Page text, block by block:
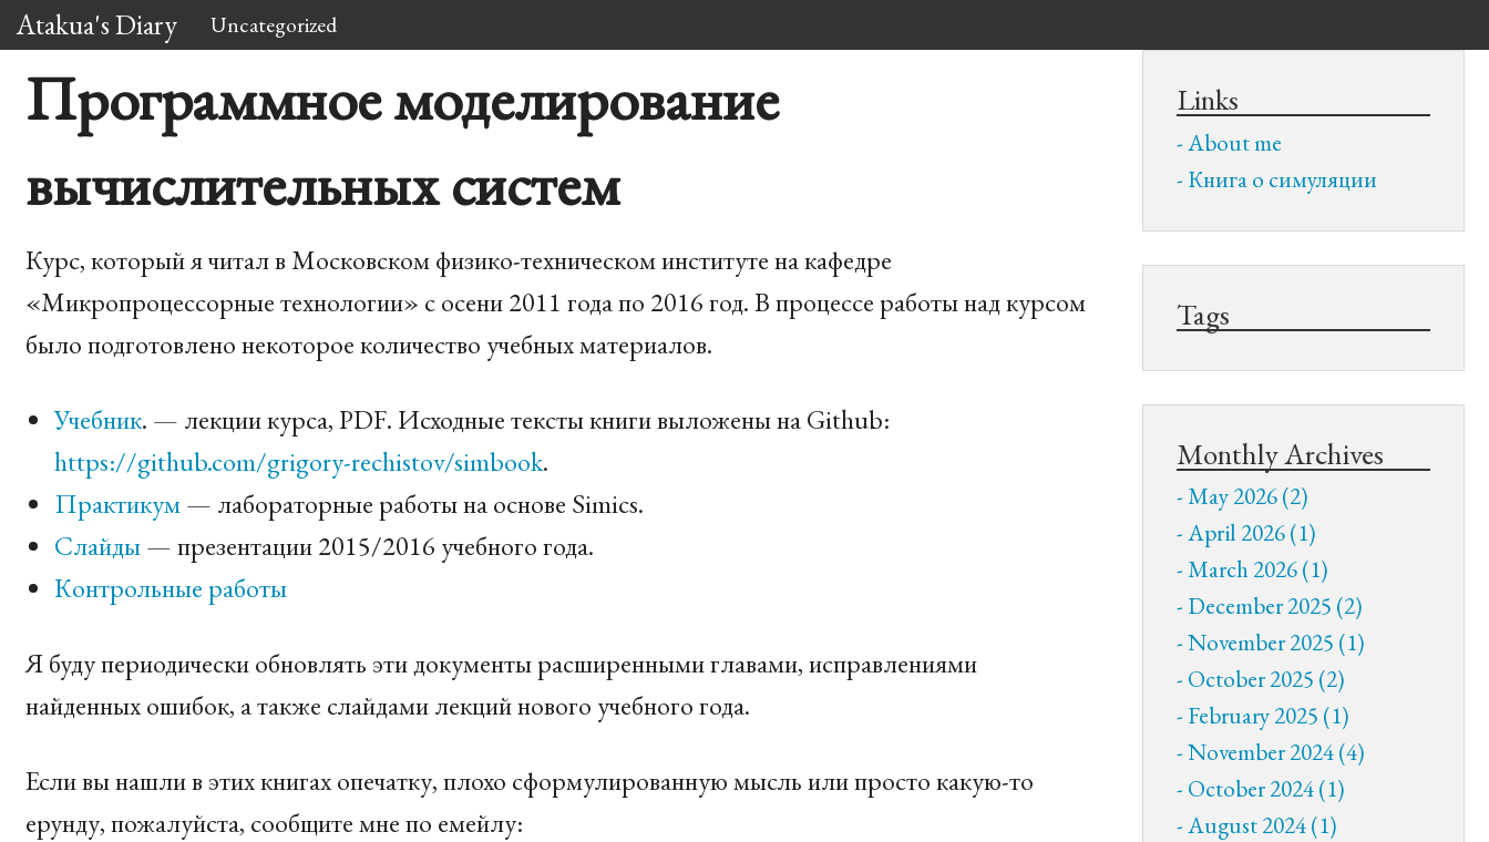
Atakua's Diary Uncategorized
Программное моделирование
вычислительных систем
Курс, который я читал в Московском физико-техническом институте на кафедре
«Микропроцессорные технологии» с осени 2011 года по 2016 год. В процессе работы над курсом
было подготовлено некоторое количество учебных материалов.
Учебник. — лекции курса,PDF. Исходные тексты книги выложены на Github:
https://github.com/grigory-rechistov/simbook.
Практикум— лабораторные работы на основе Simics.
Слайды— презентации 2015/2016 учебного года.
Контрольные работы
Я буду периодически обновлять эти документы расширенными главами, исправлениями
найденных ошибок, а также слайдами лекций нового учебного года.
Если вы нашли в этих книгах опечатку, плохо сформулированную мысль или просто какую-то
ерунду, пожалуйста, сообщите мне по емейлу:
Links
About me
Книга о симуляции
Tags
Monthly Archives
May 2026 (2)
April 2026 (1)
March 2026 (1)
December 2025 (2)
November 2025 (1)
October 2025 (2)
February 2025 (1)
November 2024 (4)
October 2024 (1)
August 2024 (1)